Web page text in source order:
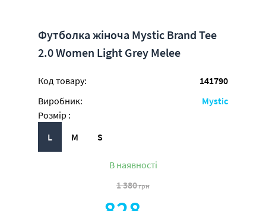
Футболка жіноча Mystic Brand Tee
2.0 Women Light Grey Melee
Код товару:
141790
Виробник:
Mystic
Розмір :
L
M S
В наявності
1 380грн